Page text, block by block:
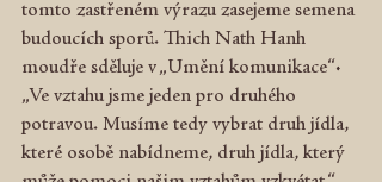
tomto zastřeném výrazu zasejeme semena
budoucích sporů. Thich Nath Hanh
moudře sděluje v „Umění komunikace“:
„Ve vztahu jsme jeden pro druhého
potravou. Musíme tedy vybrat druh jídla,
které osobě nabídneme, druh jídla, který